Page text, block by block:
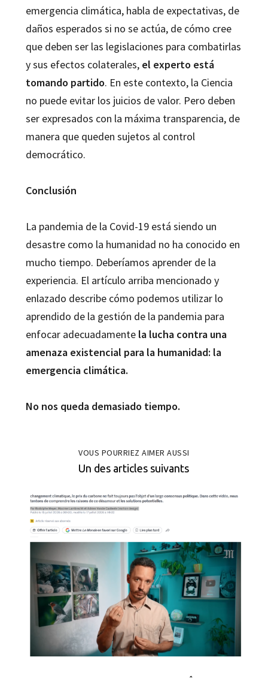
emergencia climática, habla de expectativas, de
daños esperados si no se actúa, de cómo cree
que deben ser las legislaciones para combatirlas
y sus efectos colaterales, el experto está
tomando partido. En este contexto, la Ciencia
no puede evitar los juicios de valor. Pero deben
ser expresados con la máxima transparencia, de
manera que queden sujetos al control
democrático.
Conclusión
La pandemia de la Covid-19 está siendo un
desastre como la humanidad no ha conocido en
mucho tiempo. Deberíamos aprender de la
experiencia. El artículo arriba mencionado y
enlazado describe cómo podemos utilizar lo
aprendido de la gestión de la pandemia para
enfocar adecuadamentela lucha contra una
amenaza existencial para la humanidad: la
emergencia climática.
No nos queda demasiado tiempo.
VOUS POURRIEZ AIMER AUSSI
Un des articles suivants